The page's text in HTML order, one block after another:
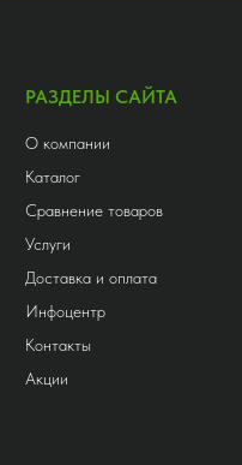
РАЗДЕЛЫ САЙТА
О компании
Каталог
Сравнение товаров
Услуги
Доставка и оплата
Инфоцентр
Контакты
Акции